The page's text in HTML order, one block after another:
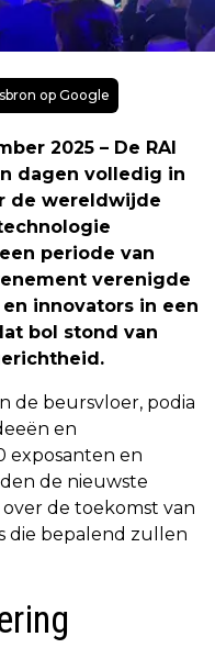
op Google
2025 – De RAI
dagen volledig in
de wereldwijde
periode van
verenigde
innovators in een
bol stond van
de beursvloer, podia
en
exposanten en
de nieuwste
de toekomst van
die bepalend zullen